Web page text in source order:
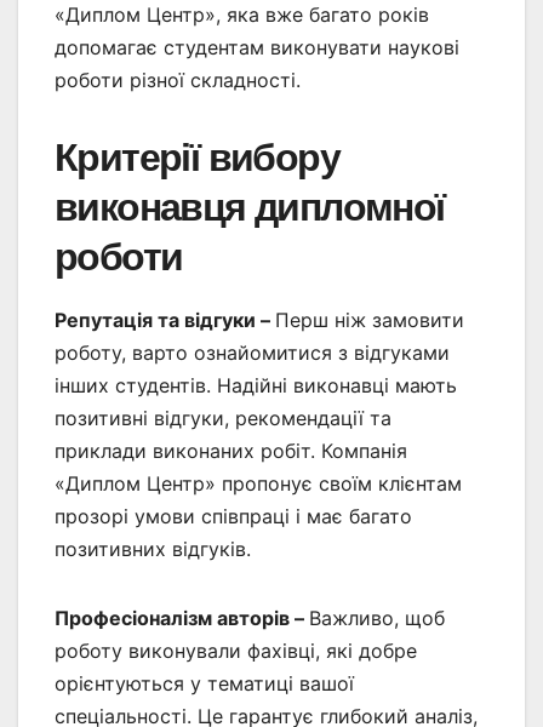
«Диплом Центр», яка вже багато років
допомагає студентам виконувати наукові
роботи різної складності.
Критерії вибору
виконавця дипломної
роботи
Репутація та відгуки – Перш ніж замовити
роботу, варто ознайомитися з відгуками
інших студентів. Надійні виконавці мають
позитивні відгуки, рекомендації та
приклади виконаних робіт. Компанія
«Диплом Центр» пропонує своїм клієнтам
прозорі умови співпраці і має багато
позитивних відгуків.
Професіоналізм авторів – Важливо, щоб
роботу виконували фахівці, які добре
орієнтуються у тематиці вашої
спеціальності. Це гарантує глибокий аналіз,